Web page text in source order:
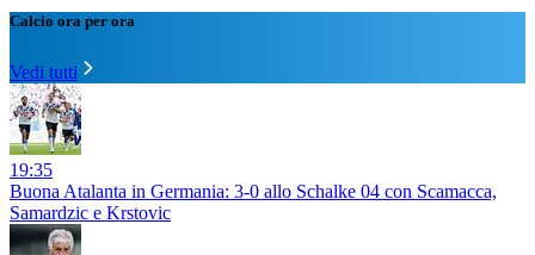
Calcio ora per ora
Vedi tutti
19:35
Buona Atalanta in Germania: 3-0 allo Schalke 04 con Scamacca,
Samardzic e Krstovic